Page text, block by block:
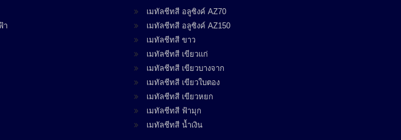
า
เมทัลชีทสี อลูซิงค์ AZ70
เมทัลชีทสี อลูซิงค์ AZ150
เมทัลชีทสี ขาว
เมทัลชีทสี เขียวแก่
เมทัลชีทสี เขียวบางจาก
เมทัลชีทสี เขียวใบตอง
เมทัลชีทสี เขียวหยก
เมทัลชีทสี ฟ้ามุก
เมทัลชีทสี น้ำเงิน